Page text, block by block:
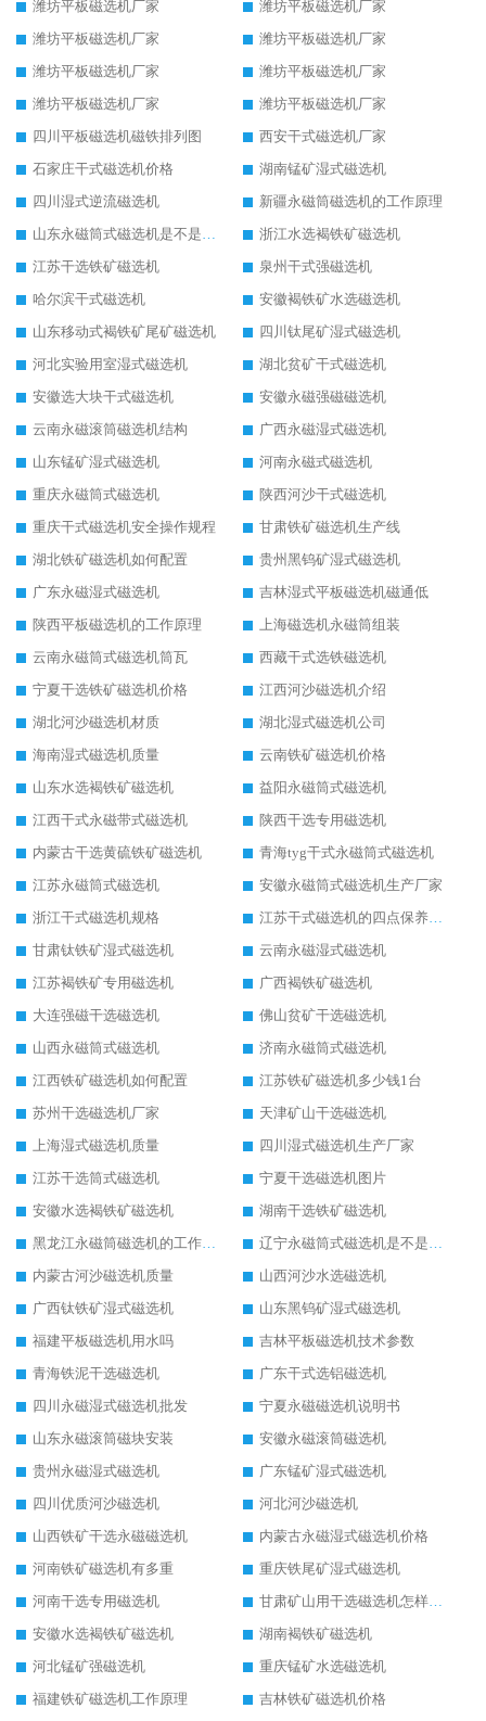
潍坊平板磁选机厂家
潍坊平板磁选机厂家
潍坊平板磁选机厂家
潍坊平板磁选机厂家
潍坊平板磁选机厂家
潍坊平板磁选机厂家
潍坊平板磁选机厂家
潍坊平板磁选机厂家
四川平板磁选机磁铁排列图
西安干式磁选机厂家
石家庄干式磁选机价格
湖南锰矿湿式磁选机
四川湿式逆流磁选机
新疆永磁筒磁选机的工作原理
山东永磁筒式磁选机是不是强磁
浙江水选褐铁矿磁选机
江苏干选铁矿磁选机
泉州干式强磁选机
哈尔滨干式磁选机
安徽褐铁矿水选磁选机
山东移动式褐铁矿尾矿磁选机
四川钛尾矿湿式磁选机
河北实验用室湿式磁选机
湖北贫矿干式磁选机
安徽选大块干式磁选机
安徽永磁强磁磁选机
云南永磁滚筒磁选机结构
广西永磁湿式磁选机
山东锰矿湿式磁选机
河南永磁式磁选机
重庆永磁筒式磁选机
陕西河沙干式磁选机
重庆干式磁选机安全操作规程
甘肃铁矿磁选机生产线
湖北铁矿磁选机如何配置
贵州黑钨矿湿式磁选机
广东永磁湿式磁选机
吉林湿式平板磁选机磁通低
陕西平板磁选机的工作原理
上海磁选机永磁筒组装
云南永磁筒式磁选机筒瓦
西藏干式选铁磁选机
宁夏干选铁矿磁选机价格
江西河沙磁选机介绍
湖北河沙磁选机材质
湖北湿式磁选机公司
海南湿式磁选机质量
云南铁矿磁选机价格
山东水选褐铁矿磁选机
益阳永磁筒式磁选机
江西干式永磁带式磁选机
陕西干选专用磁选机
内蒙古干选黄硫铁矿磁选机
青海tyg干式永磁筒式磁选机
江苏永磁筒式磁选机
安徽永磁筒式磁选机生产厂家
浙江干式磁选机规格
江苏干式磁选机的四点保养秘籍
甘肃钛铁矿湿式磁选机
云南永磁湿式磁选机
江苏褐铁矿专用磁选机
广西褐铁矿磁选机
大连强磁干选磁选机
佛山贫矿干选磁选机
山西永磁筒式磁选机
济南永磁筒式磁选机
江西铁矿磁选机如何配置
江苏铁矿磁选机多少钱1台
苏州干选磁选机厂家
天津矿山干选磁选机
上海湿式磁选机质量
四川湿式磁选机生产厂家
江苏干选筒式磁选机
宁夏干选磁选机图片
安徽水选褐铁矿磁选机
湖南干选铁矿磁选机
黑龙江永磁筒磁选机的工作原理
辽宁永磁筒式磁选机是不是强磁
内蒙古河沙磁选机质量
山西河沙水选磁选机
广西钛铁矿湿式磁选机
山东黑钨矿湿式磁选机
福建平板磁选机用水吗
吉林平板磁选机技术参数
青海铁泥干选磁选机
广东干式选铝磁选机
四川永磁湿式磁选机批发
宁夏永磁磁选机说明书
山东永磁滚筒磁块安装
安徽永磁滚筒磁选机
贵州永磁湿式磁选机
广东锰矿湿式磁选机
四川优质河沙磁选机
河北河沙磁选机
山西铁矿干选永磁磁选机
内蒙古永磁湿式磁选机价格
河南铁矿磁选机有多重
重庆铁尾矿湿式磁选机
河南干选专用磁选机
甘肃矿山用干选磁选机怎样调磁
安徽水选褐铁矿磁选机
湖南褐铁矿磁选机
河北锰矿强磁选机
重庆锰矿水选磁选机
福建铁矿磁选机工作原理
吉林铁矿磁选机价格